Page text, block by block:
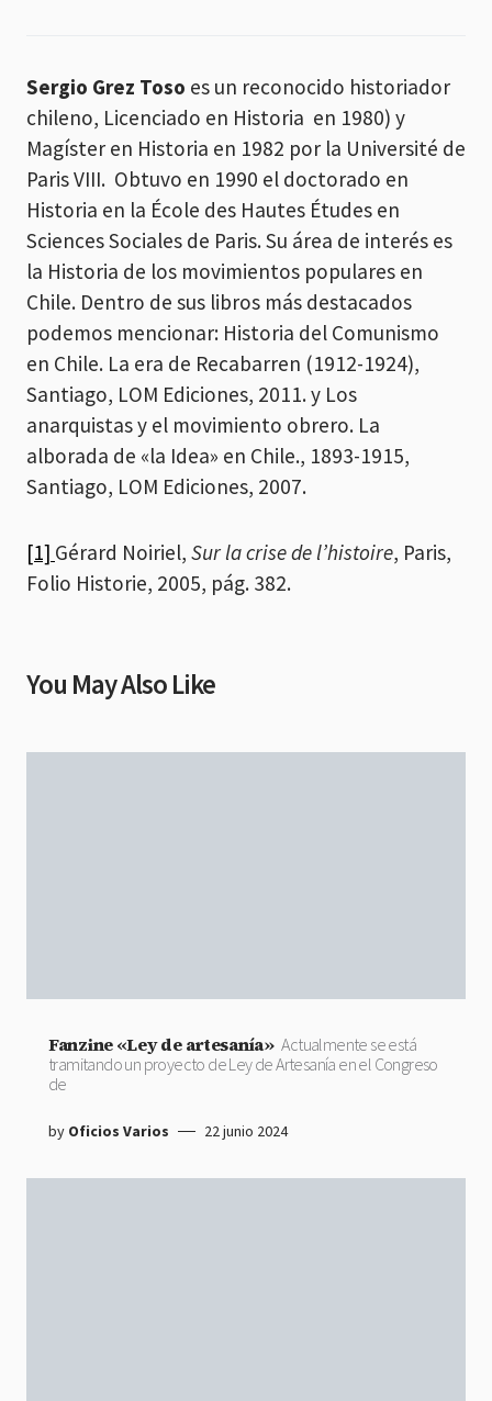
Sergio Grez Toso es un reconocido historiador
chileno, Licenciado en Historia en 1980) y
Magíster en Historia en 1982 por la Université de
Paris VIII. Obtuvo en 1990 el doctorado en
Historia en la École des Hautes Études en
Sciences Sociales de Paris. Su área de interés es
la Historia de los movimientos populares en
Chile. Dentro de sus libros más destacados
podemos mencionar: Historia del Comunismo
en Chile. La era de Recabarren (1912-1924),
Santiago, LOM Ediciones, 2011. y Los
anarquistas y el movimiento obrero. La
alborada de «la Idea» en Chile., 1893-1915,
Santiago, LOM Ediciones, 2007.
[1] Gérard Noiriel, Sur la crise de l’histoire, Paris,
Folio Historie, 2005, pág. 382.
You May Also Like
Fanzine «Ley de artesanía» Actualmente se está
tramitando un proyecto de Ley de Artesanía en el Congreso
de
by Oficios Varios 22 junio 2024